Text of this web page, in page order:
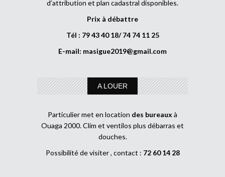
d’attribution et plan cadastral disponibles.
Prix à débattre
Tél : 79 43 40 18/ 74 74 11 25
E-mail: masigue2019@gmail.com
A LOUER
Particulier met en location des bureaux à
Ouaga 2000. Clim et ventilos plus débarras et
douches.
Possibilité de visiter , contact : 72 60 14 28